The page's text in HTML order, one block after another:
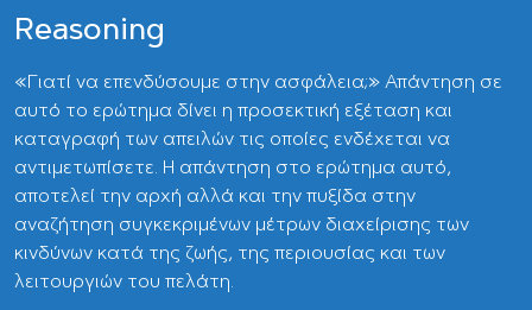
Reasoning
«Γιατί να επενδύσουμε στην ασφάλεια;» Απάντηση σε
αυτό το ερώτημα δίνει η προσεκτική εξέταση και
καταγραφή των απειλών τις οποίες ενδέχεται να
αντιμετωπίσετε. Η απάντηση στο ερώτημα αυτό,
αποτελεί την αρχή αλλά και την πυξίδα στην
αναζήτηση συγκεκριμένων μέτρων διαχείρισης των
κινδύνων κατά της ζωής, της περιουσίας και των
λειτουργιών του πελάτη.